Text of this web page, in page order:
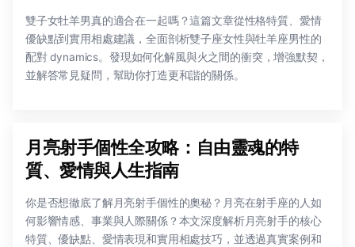
雙子女牡羊男真的適合在一起嗎？這篇文章從性格特質、愛情
優缺點到實用相處建議，全面剖析雙子座女性與牡羊座男性的
配對 dynamics。發現如何化解風與火之間的衝突，增強默契，
並解答常見疑問，幫助你打造更和諧的關係。
月亮射手個性全攻略：自由靈魂的特
質、愛情與人生指南
你是否想徹底了解月亮射手個性的奧秘？月亮在射手座的人如
何影響情感、事業與人際關係？本文深度解析月亮射手的核心
特質、優缺點、愛情表現和實用相處技巧，並透過真實案例和